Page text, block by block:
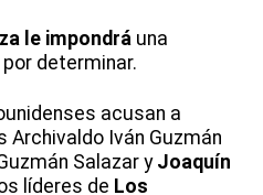
le impondrá una
determinar.
acusan a
Archivaldo Iván Guzmán
Salazar yJoaquín
líderes de Los